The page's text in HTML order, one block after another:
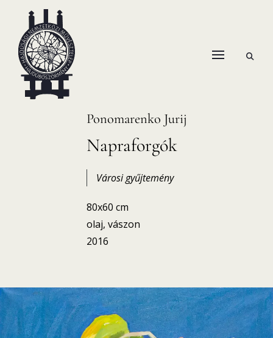
content
HANEMA – Hajdúsági Nemzetközi Művésztelep
open
Ponomarenko Jurij
Napraforgók
Városi gyűjtemény
80x60 cm
olaj, vászon
2016